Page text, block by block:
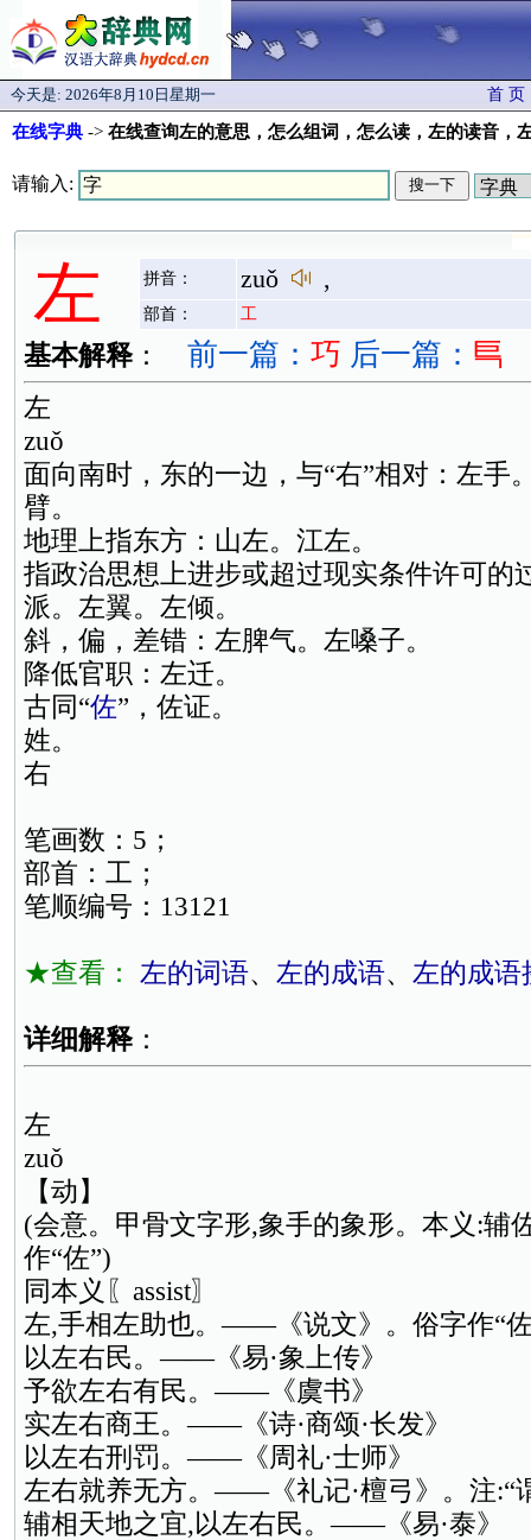
今天是: 2026年8月10日星期一 首 页
在线字典 -> 在线查询左的意思，怎么组词，怎么读，左的读音
请输入:
左 拼音： zuǒ ,
部首： 工
基本解释 ： 前一篇： 巧 后一篇： 巪
左
zuǒ
面向南时，东的一边，与“右”相对：左手
臂。
地理上指东方：山左。江左。
指政治思想上进步或超过现实条件许可的
派。左翼。左倾。
斜，偏，差错：左脾气。左嗓子。
降低官职：左迁。
古同“佐”，佐证。
姓。
右
笔画数：5；
部首：工；
笔顺编号：13121
★查看： 左的词语、 左的成语、 左的成语
详细解释 ：
左
zuǒ
【动】
(会意。甲骨文字形,象手的象形。本义:辅
作“佐”)
同本义〖assist〗
左,手相左助也。——《说文》。俗字作“
以左右民。——《易·象上传》
予欲左右有民。——《虞书》
实左右商王。——《诗·商颂·长发》
以左右刑罚。——《周礼·士师》
左右就养无方。——《礼记·檀弓》。注:“
辅相天地之宜,以左右民。——《易·泰》